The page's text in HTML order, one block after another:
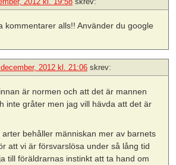
kommentarer alls!! Använder du google
2012 kl. 21:06 skrev:
är normen och att det är mannen
inte gråter men jag vill hävda att det är
behåller människan mer av barnets
att vi är försvarslösa under så lång tid
till föräldrarnas instinkt att ta hand om